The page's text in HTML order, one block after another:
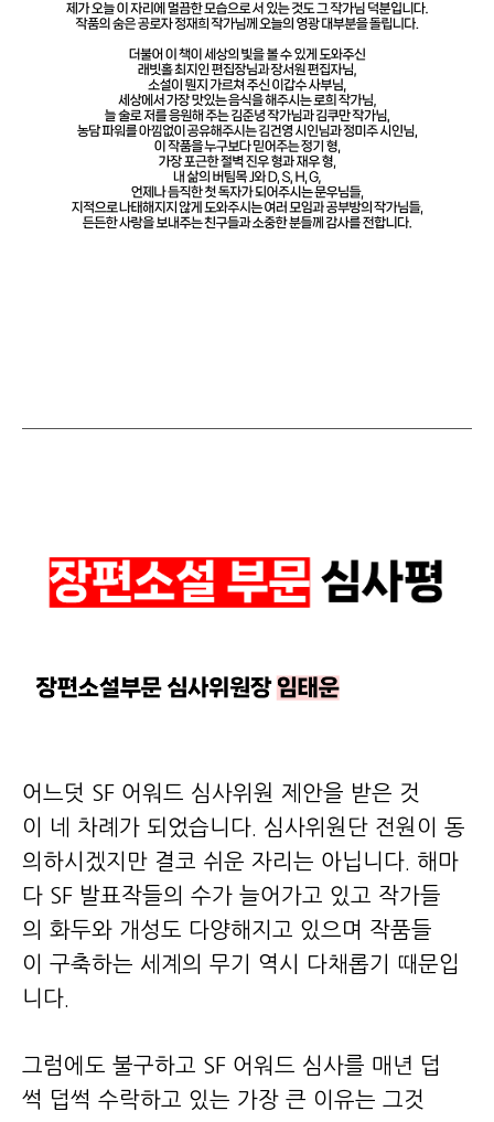
어느덧 SF 어워드 심사위원 제안을 받은 것
이 네 차례가 되었습니다. 심사위원단 전원이 동
의하시겠지만 결코 쉬운 자리는 아닙니다. 해마
다 SF 발표작들의 수가 늘어가고 있고 작가들
의 화두와 개성도 다양해지고 있으며 작품들
이 구축하는 세계의 무기 역시 다채롭기 때문입
니다.
그럼에도 불구하고 SF 어워드 심사를 매년 덥
썩 덥썩 수락하고 있는 가장 큰 이유는 그것